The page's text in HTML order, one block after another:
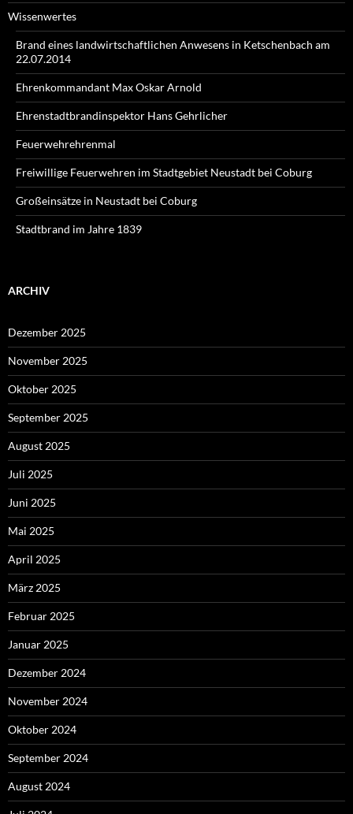
Wissenwertes
Brand eines landwirtschaftlichen Anwesens in Ketschenbach am
22.07.2014
Ehrenkommandant Max Oskar Arnold
Ehrenstadtbrandinspektor Hans Gehrlicher
Feuerwehrehrenmal
Freiwillige Feuerwehren im Stadtgebiet Neustadt bei Coburg
Großeinsätze in Neustadt bei Coburg
Stadtbrand im Jahre 1839
ARCHIV
Dezember 2025
November 2025
Oktober 2025
September 2025
August 2025
Juli 2025
Juni 2025
Mai 2025
April 2025
März 2025
Februar 2025
Januar 2025
Dezember 2024
November 2024
Oktober 2024
September 2024
August 2024